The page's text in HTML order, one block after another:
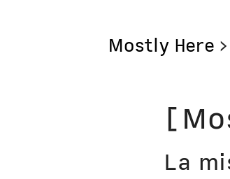
Mostly Here >
Mostly
Mostly
Mostly
La